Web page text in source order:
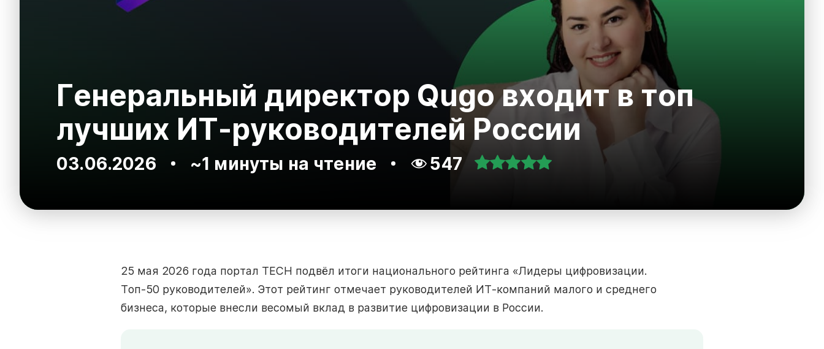
Генеральный директор Qugo входит в топ
лучших ИТ-руководителей России
03.06.2026 ~1 минуты на чтение 547
25 мая 2026 года портал TECH подвёл итоги национального рейтинга «Лидеры цифровизации.
Топ-50 руководителей». Этот рейтинг отмечает руководителей ИТ-компаний малого и среднего
бизнеса, которые внесли весомый вклад в развитие цифровизации в России.